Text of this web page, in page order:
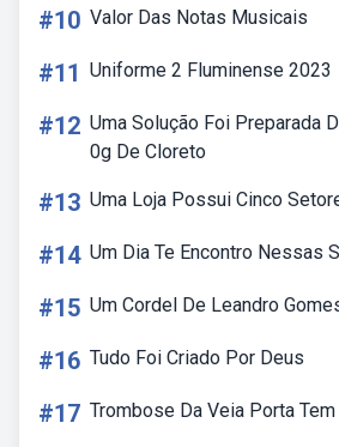
#10 Valor Das Notas Musicais
#11 Uniforme 2 Fluminense 2023
#12 Uma Solução Foi Preparada
0g De Cloreto
#13 Uma Loja Possui Cinco
#14 Um Dia Te Encontro Nessas
#15 Um Cordel De Leandro
#16 Tudo Foi Criado Por Deus
#17 Trombose Da Veia Porta Tem